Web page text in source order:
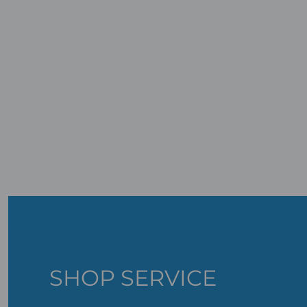
SHOP SERVICE